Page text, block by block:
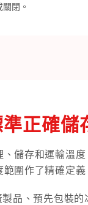
閉。
正確儲
、儲存和運輸溫
範圍作了精確定義
品、預先包裝的